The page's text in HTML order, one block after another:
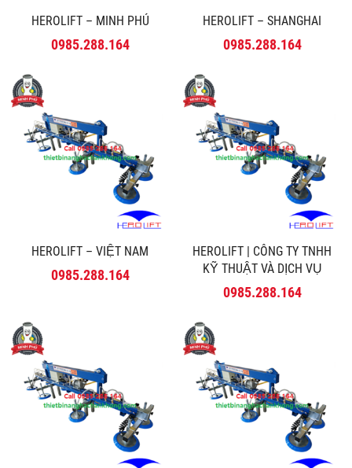
HEROLIFT – MINH PHÚ
0985.288.164
HEROLIFT – SHANGHAI
0985.288.164
HEROLIFT – VIỆT NAM
0985.288.164
HEROLIFT | CÔNG TY TNHH
KỸ THUẬT VÀ DỊCH VỤ
MINH PHÚ
0985.288.164